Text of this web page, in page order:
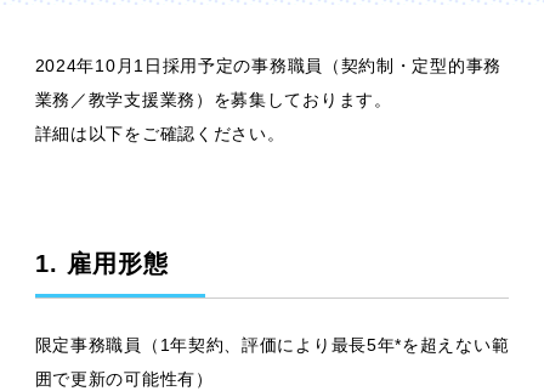
2024年10月1日採用予定の事務職員（契約制・定型的事務
業務／教学支援業務）を募集しております。
詳細は以下をご確認ください。
1. 雇用形態
限定事務職員（1年契約、評価により最長5年*を超えない範
囲で更新の可能性有）